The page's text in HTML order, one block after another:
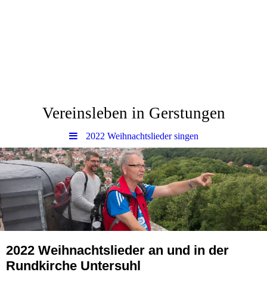
Vereinsleben in Gerstungen
2022 Weihnachtslieder singen
2022 Weihnachtslieder an und in der
Rundkirche Untersuhl